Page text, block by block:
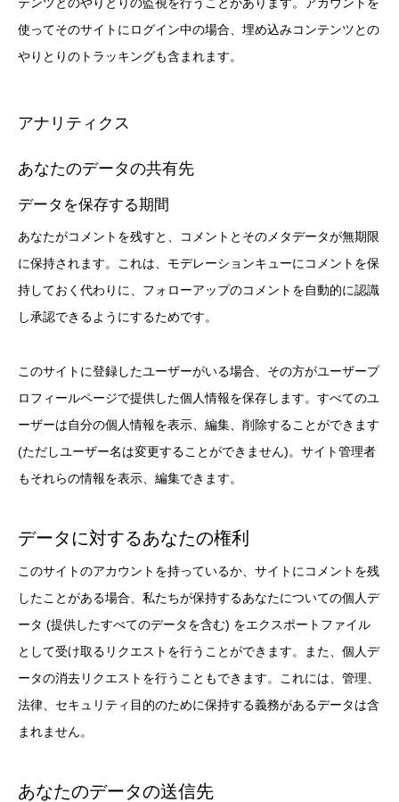
使ってそのサイトにログイン中の場合、埋め込みコンテンツとの
やりとりのトラッキングも含まれます。
アナリティクス
あなたのデータの共有先
データを保存する期間
あなたがコメントを残すと、コメントとそのメタデータが無期限
に保持されます。これは、モデレーションキューにコメントを保
持しておく代わりに、フォローアップのコメントを自動的に認識
し承認できるようにするためです。
このサイトに登録したユーザーがいる場合、その方がユーザープ
ロフィールページで提供した個人情報を保存します。すべてのユ
ーザーは自分の個人情報を表示、編集、削除することができます
(ただしユーザー名は変更することができません)。サイト管理者
もそれらの情報を表示、編集できます。
データに対するあなたの権利
このサイトのアカウントを持っているか、サイトにコメントを残
したことがある場合、私たちが保持するあなたについての個人デ
ータ (提供したすべてのデータを含む) をエクスポートファイル
として受け取るリクエストを行うことができます。また、個人デ
ータの消去リクエストを行うこともできます。これには、管理、
法律、セキュリティ目的のために保持する義務があるデータは含
まれません。
あなたのデータの送信先